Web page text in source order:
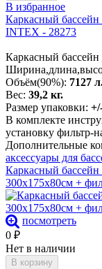
В избранное
Каркасный бассейн
INTEX - 28273
Каркасный бассейн
Объём(90%): 7127
Вес: 39,2 кг.
Размер упаковки:
В комплекте
установку фильтр-
Дополнительные
аксессуары для
Каркасный бассейн
300х175х80см +
посмотреть
0 ₽
Нет в наличии
В корзину